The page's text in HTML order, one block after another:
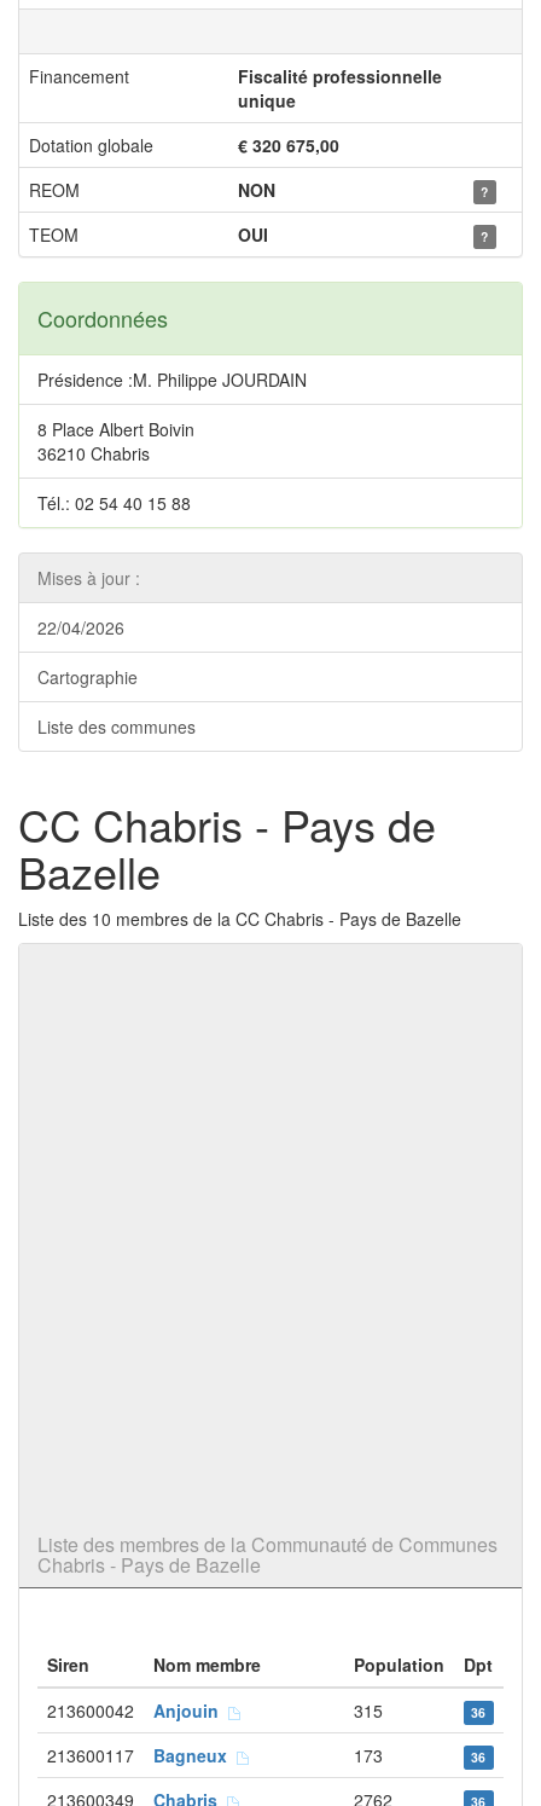
Financement
Fiscalité professionnelle
unique
Dotation globale
€ 320 675,00
REOM
NON ?
TEOM OUI ?
Coordonnées
Présidence :M. Philippe JOURDAIN
8 Place Albert Boivin
36210 Chabris
Tél.: 02 54 40 15 88
Mises à jour :
22/04/2026
Cartographie
Liste des communes
CC Chabris - Pays de
Bazelle
Liste des 10 membres de la CC Chabris - Pays de Bazelle
Liste des membres de la Communauté de Communes
Chabris - Pays de Bazelle
Siren Nom membre Population
Dpt
213600042
Anjouin 315 36
213600117 Bagneux 173 36
213600349 Chabris 2762 36